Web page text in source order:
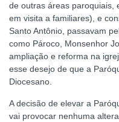
de outras áreas paroquiais,
em visita a familiares), e
Santo Antônio, passavam
como Pároco, Monsenhor
ampliação e reforma na
esse desejo de que a
Diocesano.
A decisão de elevar a
vai provocar nenhuma